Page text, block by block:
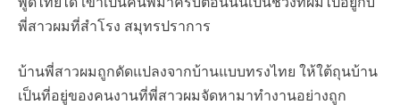
พี่สาวผมที่สำโรง สมุทรปราการ
บ้านพี่สาวผมถูกดัดแปลงจากบ้านแบบทรงไทย ให้ใต้ถุนบ้าน
เป็นที่อยู่ของคนงานที่พี่สาวผมจัดหามาทำงานอย่างถูก